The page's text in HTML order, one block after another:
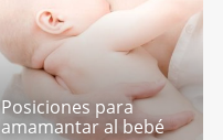
Posiciones para
amamantar al bebé